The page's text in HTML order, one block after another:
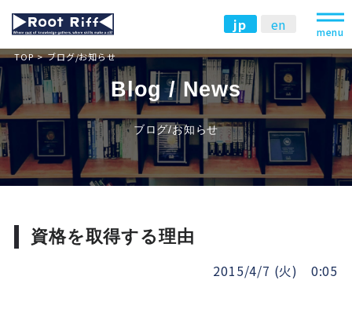
jp en menu
TOP ブログ/お知らせ
Blog / News
ブログ/お知らせ
資格を取得する理由
2015/4/7 (火) 0:05